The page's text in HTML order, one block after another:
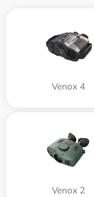
Venox 4
Venox 2